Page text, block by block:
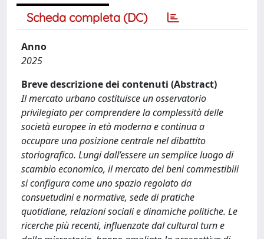
Scheda completa (DC)
Anno
2025
Breve descrizione dei contenuti (Abstract)
Il mercato urbano costituisce un osservatorio
privilegiato per comprendere la complessità delle
società europee in età moderna e continua a
occupare una posizione centrale nel dibattito
storiografico. Lungi dall’essere un semplice luogo di
scambio economico, il mercato dei beni commestibili
si configura come uno spazio regolato da
consuetudini e normative, sede di pratiche
quotidiane, relazioni sociali e dinamiche politiche. Le
ricerche più recenti, influenzate dal cultural turn e